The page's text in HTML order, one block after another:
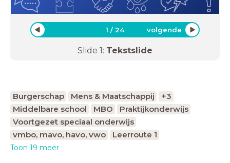
1 /24 volgende
Slide 1: Tekstslide
Burgerschap Mens & Maatschappij
+3
Middelbare school
MBO
Praktijkonderwijs
Voortgezet speciaal onderwijs
vmbo, mavo, havo, vwo
Leerroute 1
Toon 19 meer